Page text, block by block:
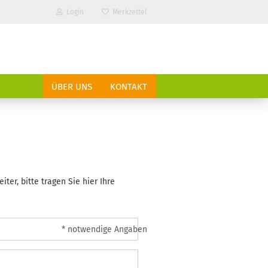
Login Merkzettel
ÜBER UNS KONTAKT
bitte tragen Sie hier Ihre
* notwendige Angaben